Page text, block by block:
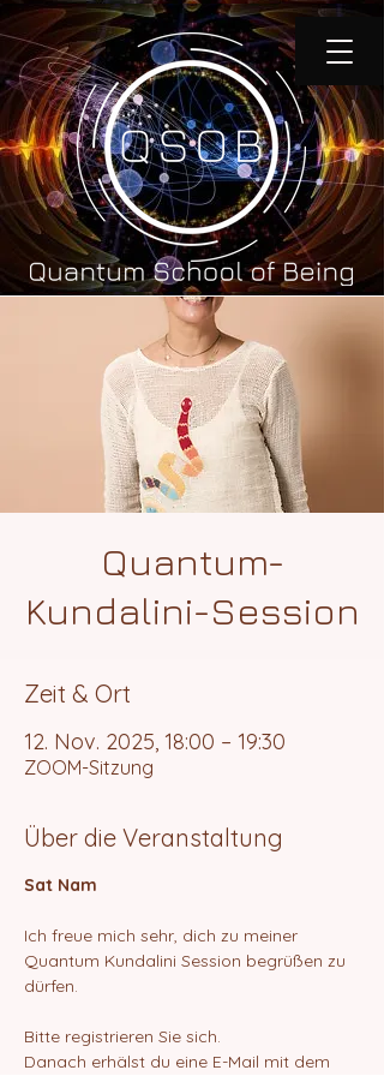
Quantum-
Kundalini-Session
Zeit & Ort
12. Nov. 2025, 18:00 – 19:30
ZOOM-Sitzung
Über die Veranstaltung
Sat Nam
Ich freue mich sehr, dich zu meiner
Quantum Kundalini Session begrüßen zu
dürfen.
Bitte registrieren Sie sich.
Danach erhälst du eine E-Mail mit dem